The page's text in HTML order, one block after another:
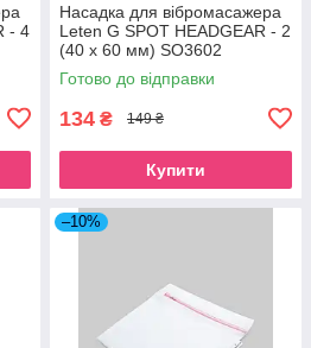
- 4
Насадка для вібромасажера
Leten G SPOT HEADGEAR - 2
(40 x 60 мм) SO3602
Готово до відправки
134 ₴ 149 ₴
Купити
–10%